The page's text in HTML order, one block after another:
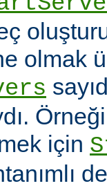
olmak
için